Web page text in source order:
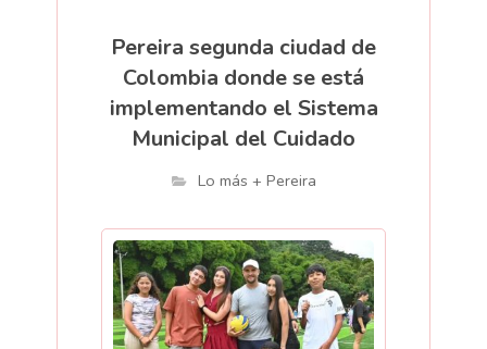
Pereira segunda ciudad de
Colombia donde se está
implementando el Sistema
Municipal del Cuidado
Lo más + Pereira